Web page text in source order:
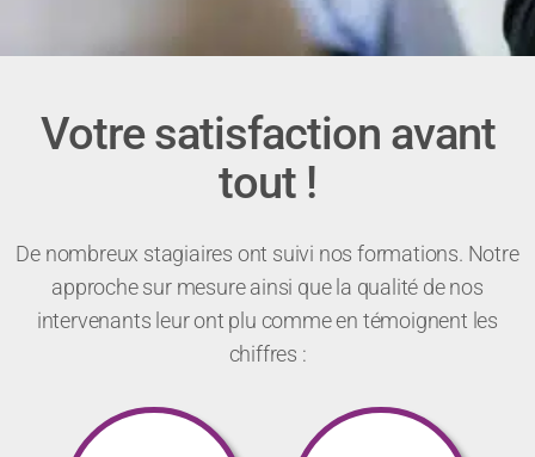
Votre satisfaction avant
tout !
De nombreux stagiaires ont suivi nos formations. Notre
approche sur mesure ainsi que la qualité de nos
intervenants leur ont plu comme en témoignent les
chiffres :